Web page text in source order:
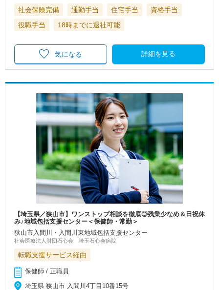
社会保険完備 通勤手当 住宅手当
資格手当
役職手当
18時までに退社可能
詳細を見る
気になる
【埼玉県／狭山市】ワンストップ相談を徹底◎残業少なめ＆日祝休
み♪地域包括支援センター＜保健師・常勤＞
狭山市入間川・入間川東地域包括支援センター
社会医療法人財団石心会 埼玉石心会病院
転職支援サービス経由
保健師 / 正職員
埼玉県 狭山市 入間川4丁目10番15号